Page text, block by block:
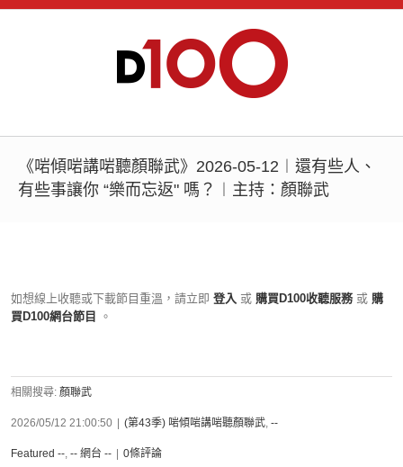
《啱傾啱講啱聽顏聯武》2026-05-12︱還有些人、
有些事讓你 “樂而忘返" 嗎？︱主持：顏聯武
如想線上收聽或下載節目重溫，請立即 登入 或 購買D100收聽服務 或 購
買D100網台節目
。
相關搜尋: 顏聯武
2026/05/12 21:00:50 (第43季) 啱傾啱講啱聽顏聯武, --
Featured --, -- 網台 -- 0條評論